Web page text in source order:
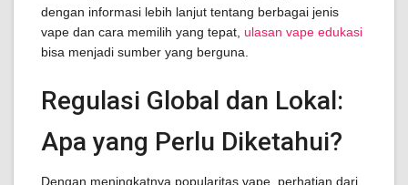
dengan informasi lebih lanjut tentang berbagai jenis
vape dan cara memilih yang tepat, ulasan vape edukasi
bisa menjadi sumber yang berguna.
Regulasi Global dan Lokal:
Apa yang Perlu Diketahui?
Dengan meningkatnya popularitas vape, perhatian dari